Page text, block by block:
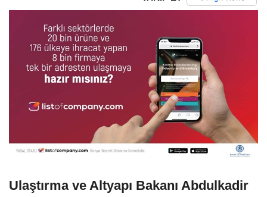
Ulaştırma ve Altyapı Bakanı Abdulkadir